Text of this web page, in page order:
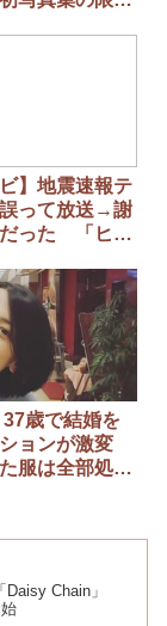
】地震速報テ
って放送→謝
った 「ヒル
歳で結婚を
ョンが激変
服は全部処分
Chain」